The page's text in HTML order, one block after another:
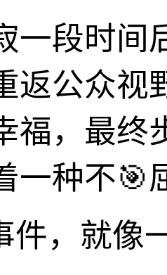
一段时间
返公众视
福，最终
一种不🎯
件，就像